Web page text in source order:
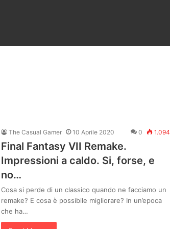
The Casual Gamer 10 Aprile 2020 0 1.094
Final Fantasy VII Remake.
Impressioni a caldo. Si, forse, e
no…
Cosa si perde di un classico quando ne facciamo un
remake? E cosa è possibile migliorare? In un’epoca
che ha…